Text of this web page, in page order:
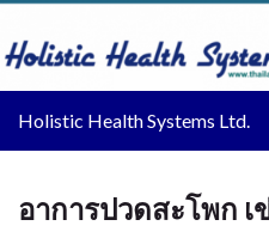
Holistic Health Systems Ltd.
อาการปวดสะโพก เ